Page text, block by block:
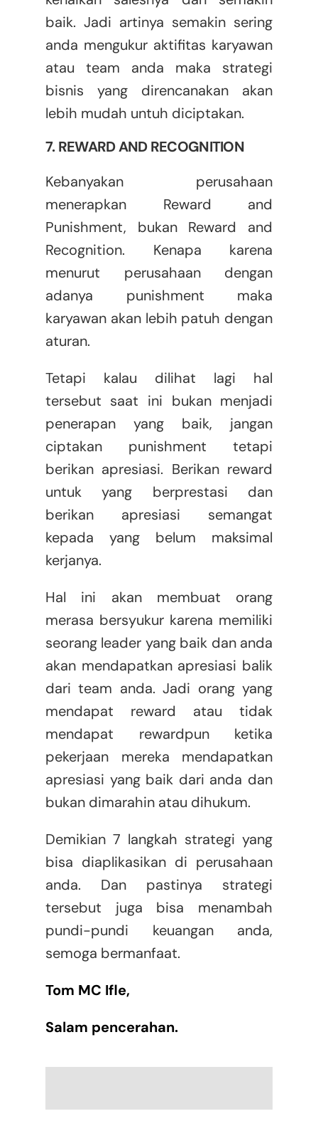
baik. Jadi artinya semakin sering
anda mengukur aktifitas karyawan
atau team anda maka strategi
bisnis yang direncanakan akan
lebih mudah untuh diciptakan.
7. REWARD AND RECOGNITION
Kebanyakan perusahaan
menerapkan Reward and
Punishment, bukan Reward and
Recognition. Kenapa karena
menurut perusahaan dengan
adanya punishment maka
karyawan akan lebih patuh dengan
aturan.
Tetapi kalau dilihat lagi hal
tersebut saat ini bukan menjadi
penerapan yang baik, jangan
ciptakan punishment tetapi
berikan apresiasi. Berikan reward
untuk yang berprestasi dan
berikan apresiasi semangat
kepada yang belum maksimal
kerjanya.
Hal ini akan membuat orang
merasa bersyukur karena memiliki
seorang leader yang baik dan anda
akan mendapatkan apresiasi balik
dari team anda. Jadi orang yang
mendapat reward atau tidak
mendapat rewardpun ketika
pekerjaan mereka mendapatkan
apresiasi yang baik dari anda dan
bukan dimarahin atau dihukum.
Demikian 7 langkah strategi yang
bisa diaplikasikan di perusahaan
anda. Dan pastinya strategi
tersebut juga bisa menambah
pundi-pundi keuangan anda,
semoga bermanfaat.
Tom MC Ifle,
Salam pencerahan.